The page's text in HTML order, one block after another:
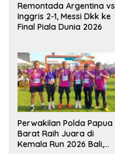
Remontada Argentina vs
Inggris 2-1, Messi Dkk ke
Final Piala Dunia 2026
Perwakilan Polda Papua
Barat Raih Juara di
Kemala Run 2026 Bali,